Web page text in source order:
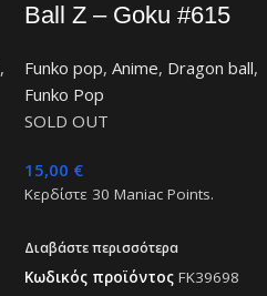
,
Ball Z – Goku #615
Funko pop, Anime, Dragon ball,
Funko Pop
SOLD OUT
15,00 €
Κερδίστε 30 Maniac Points.
Διαβάστε περισσότερα
Κωδικός προϊόντος FK39698